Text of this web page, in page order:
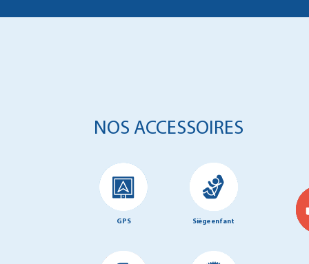
NOS ACCESSOIRES
GPS Siège enfant